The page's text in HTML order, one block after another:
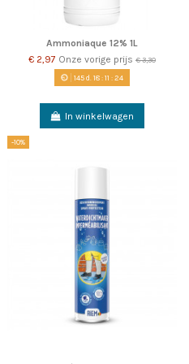
Ammoniaque 12% 1L
€ 2,97 Onze vorige prijs € 3,30
145d. 18:11 :22
In winkelwagen
-10%